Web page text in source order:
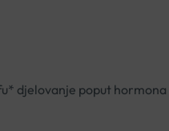
djelovanje poput